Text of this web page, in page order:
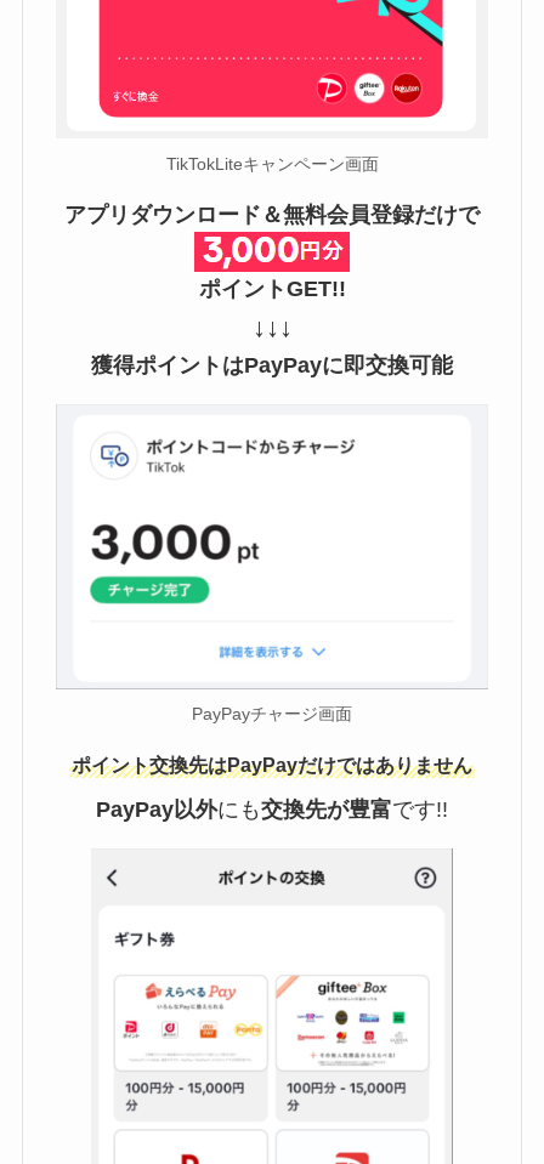
TikTokLiteキャンペーン画面
アプリダウンロード＆無料会員登録だけで
ポイントGET!!
↓↓↓
獲得ポイントはPayPayに即交換可能
PayPayチャージ画面
ポイント交換先はPayPayだけではありません
PayPay以外にも交換先が豊富です!!